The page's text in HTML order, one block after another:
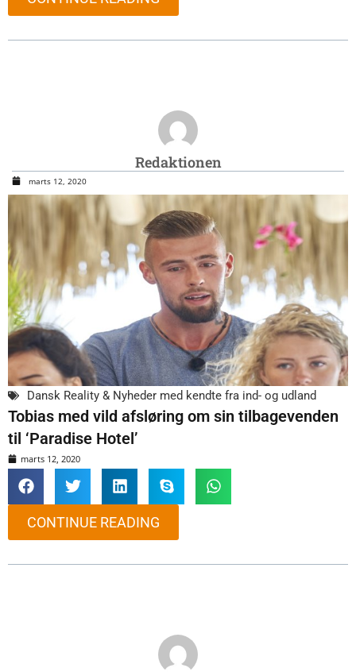
Redaktionen
marts 12, 2020
Dansk Reality & Nyheder med kendte fra ind- og udland
Tobias med vild afsløring om sin tilbagevenden
til ‘Paradise Hotel’
marts 12, 2020
CONTINUE READING